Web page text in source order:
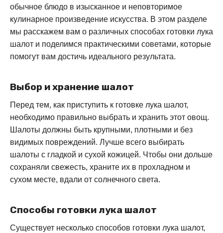
обычное блюдо в изысканное и неповторимое
кулинарное произведение искусства. В этом разделе
мы расскажем вам о различных способах готовки лука
шалот и поделимся практическими советами, которые
помогут вам достичь идеального результата.
Выбор и хранение шалот
Перед тем, как приступить к готовке лука шалот,
необходимо правильно выбрать и хранить этот овощ.
Шалоты должны быть крупными, плотными и без
видимых повреждений. Лучше всего выбирать
шалоты с гладкой и сухой кожицей. Чтобы они дольше
сохраняли свежесть, храните их в прохладном и
сухом месте, вдали от солнечного света.
Способы готовки лука шалот
Существует несколько способов готовки лука шалот,